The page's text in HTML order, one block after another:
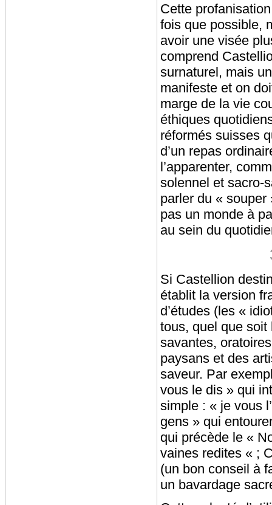
Cette
fois que possible,
avoir une visée
comprend
surnaturel, mais
manifeste et on
marge de la vie
éthiques
réformés suisses
d’un repas
l’apparenter,
solennel et sacro-
parler du «
pas un monde à
au sein du
Si Castellion
établit la version
d’études (les «
tous, quel que soit
savantes,
paysans et des
saveur. Par
vous le dis » qui
simple : « je vous
gens » qui
qui précède le «
vaines redites « ;
(un bon conseil à
un bavardage